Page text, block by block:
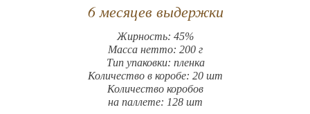
6 месяцев выдержки
Жирность: 45%
Масса нетто: 200 г
Тип упаковки: пленка
Количество в коробе: 20 шт
Количество коробов
на паллете: 128 шт